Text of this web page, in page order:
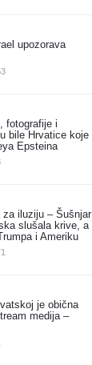
upozorava
komentara
fotografije i
bile Hrvatice koje
Epsteina
komentara
za iluziju – Šušnjar
slušala krive, a
i Ameriku
je obična
medija –